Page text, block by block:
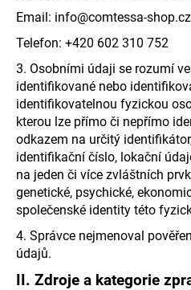
Email: info@comtessa-shop.cz
Telefon: +420 602 310 752
3. Osobními údaji se rozumí
identifikované nebo
identifikovatelnou fyzickou
kterou lze přímo či nepřímo
odkazem na určitý
identifikační číslo, lokační
na jeden či více zvláštních
genetické, psychické,
společenské identity této
4. Správce nejmenoval
údajů.
II. Zdroje a kategorie
e
n
a
j
í
t
?
HLEDAT